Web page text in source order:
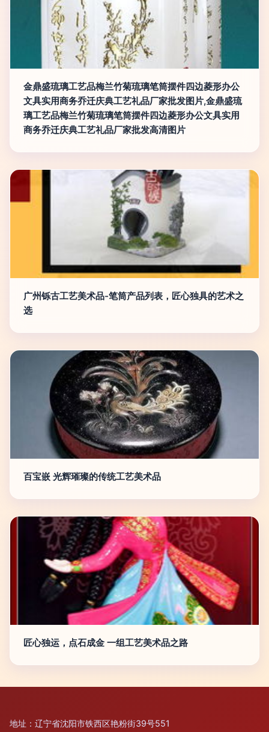
金鼎盛琉璃工艺品梅兰竹菊琉璃笔筒摆件四边菱形办公
文具实用商务乔迁庆典工艺礼品厂家批发图片,金鼎盛琉
璃工艺品梅兰竹菊琉璃笔筒摆件四边菱形办公文具实用
商务乔迁庆典工艺礼品厂家批发高清图片
广州铄古工艺美术品-笔筒产品列表，匠心独具的艺术之
选
百宝嵌 光辉璀璨的传统工艺美术品
匠心独运，点石成金 一组工艺美术品之路
地址：辽宁省沈阳市铁西区艳粉街39号551